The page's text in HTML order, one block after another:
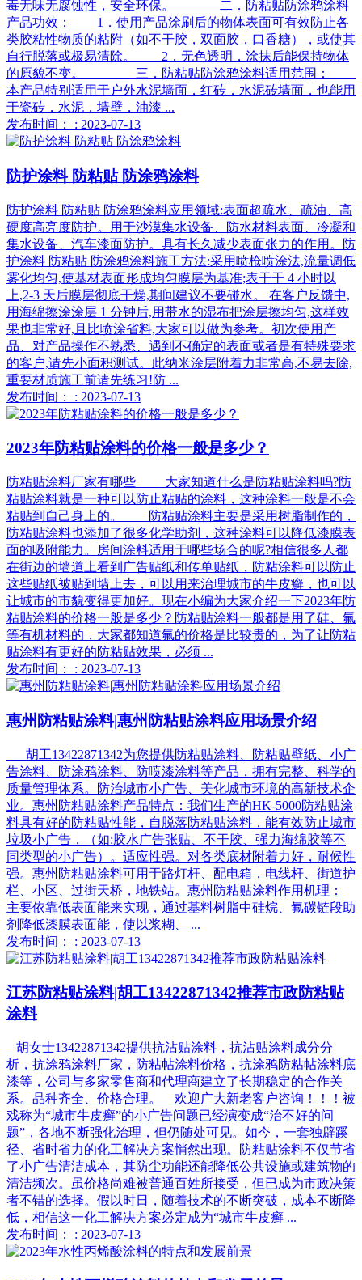
毒无味无腐蚀性，安全环保。 二．防粘贴防涂鸦涂料
产品功效： 1．使用产品涂刷后的物体表面可有效防止各
类胶粘性物质的粘附（如不干胶，双面胶，口香糖），或使其
自行脱落或极易清除。 2．无色透明，涂抹后能保持物体
的原貌不变。 三．防粘贴防涂鸦涂料适用范围：
本产品特别适用于户外水泥墙面，红砖，水泥砖墙面，也能用
于瓷砖，水泥，墙壁，油漆 ...
发布时间： : 2023-07-13
防护涂料 防粘贴 防涂鸦涂料
防护涂料 防粘贴 防涂鸦涂料应用领域:表面超疏水、疏油、高
硬度高亮度防护。用于沙漠集水设备、防水材料表面、冷凝和
集水设备、汽车漆面防护。具有长久减少表面张力的作用。防
护涂料 防粘贴 防涂鸦涂料施工方法:采用喷枪喷涂法,流量调低
雾化均匀,使基材表面形成均匀膜层为基准;表干干 4 小时以
上,2-3 天后膜层彻底干燥,期间建议不要碰水。 在客户反馈中,
用海绵擦涂涂层 1 分钟后,用带水的湿布把涂层擦均匀,这样效
果也非常好,且比喷涂省料,大家可以做为参考。初次使用产
品、对产品操作不熟悉、遇到不确定的表面或者是有特殊要求
的客户,请先小面积测试。此纳米涂层附着力非常高,不易去除,
重要材质施工前请先练习!防 ...
发布时间： : 2023-07-13
2023年防粘贴涂料的价格一般是多少？
防粘贴涂料厂家有哪些 大家知道什么是防粘贴涂料吗?防
粘贴涂料就是一种可以防止粘贴的涂料，这种涂料一般是不会
粘贴到自己身上的。 防粘贴涂料主要是采用树脂制作的，
防粘贴涂料也添加了很多化学助剂，这种涂料可以降低漆膜表
面的吸附能力。房间涂料适用于哪些场合的呢?相信很多人都
在街边的墙道上看到广告贴纸和传单贴纸，防粘涂料可以防止
这些贴纸被贴到墙上去，可以用来治理城市的牛皮癣，也可以
让城市的市貌变得更加好。现在小编为大家介绍一下2023年防
粘贴涂料的价格一般是多少？防粘贴涂料一般都是用了硅、氟
等有机材料的，大家都知道氟的价格是比较贵的，为了让防粘
贴涂料有更好的防粘贴效果，必须 ...
发布时间： : 2023-07-13
惠州防粘贴涂料|惠州防粘贴涂料应用场景介绍
胡工13422871342为您提供防粘贴涂料、防粘贴壁纸、小广
告涂料、防涂鸦涂料、防喷漆涂料等产品，拥有完整、科学的
质量管理体系。防治城市小广告、美化城市环境的高新技术企
业。惠州防粘贴涂料产品特点：我们生产的HK-5000防粘贴涂
料具有好的防粘贴性能，自脱落防粘贴涂料，能有效防止城市
垃圾小广告，（如:胶水广告张贴、不干胶、强力海绵胶等不
同类型的小广告）。适应性强。对各类底材附着力好，耐候性
强。惠州防粘贴涂料可用于路灯杆、配电箱，电线杆、街道护
栏、小区、过街天桥，地铁站。惠州防粘贴涂料作用机理：
主要依靠低表面能来实现，通过基料树脂中硅烷、氟碳链段助
剂降低漆膜表面能，使以浆糊、 ...
发布时间： : 2023-07-13
江苏防粘贴涂料|胡工13422871342推荐市政防粘贴
涂料
胡女士13422871342提供抗沾贴涂料，抗沾贴涂料成分分
析，抗涂鸦涂料厂家，防粘帖涂料价格，抗涂鸦防粘帖涂料底
漆等，公司与多家零售商和代理商建立了长期稳定的合作关
系。品种齐全、价格合理。 欢迎广大新老客户咨询！！！被
戏称为“城市牛皮癣”的小广告问题已经演变成“治不好的问
题”，各地不断强化治理，但仍随处可见。如今，一套独辟蹊
径、省时省力的化工解决方案悄然出现。防粘贴涂料不仅节省
了小广告清洁成本，其防尘功能还能降低公共设施或建筑物的
清洁频次。虽价格尚难被普通百姓所接受，但已成为市政决策
者不错的选择。假以时日，随着技术的不断突破，成本不断降
低，相信这一化工解决方案必定成为“城市牛皮癣 ...
发布时间： : 2023-07-13